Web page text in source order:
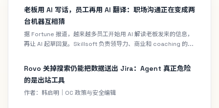
老板用 AI 写话，员工再用 AI 翻译：职场沟通正在变成两
台机器互相猜
据 Fortune 报道，越来越多员工开始用 AI 解读老板发来的信息，
再让 AI 起草回复。Skillsoft 负责领导力、商业和 coaching 的...
Rovo 关掉搜索仍能把数据送出 Jira：Agent 真正危险
的是出站工具
作者：韩启明｜OC 政策与安全编辑